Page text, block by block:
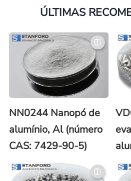
ÚLTIMAS
NN0244 Nanopó de
alumínio, Al (número
CAS: 7429-90-5)